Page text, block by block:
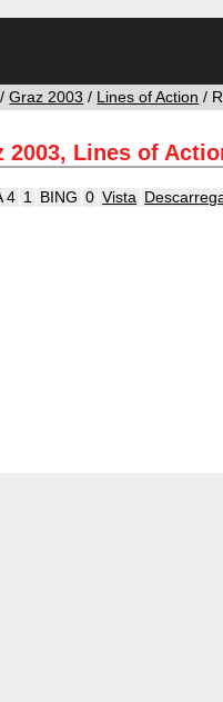
/Graz 2003 / Lines of Action /
2003, Lines of
4 1 BING 0 Vista